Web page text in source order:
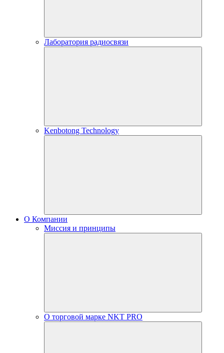
Лаборатория радиосвязи
Kenbotong Technology
О Компании
Миссия и принципы
О торговой марке NKT PRO